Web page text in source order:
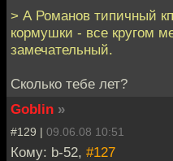
> А Романов типичный
кормушки - все кругом
замечательный.
Сколько тебе лет?
Goblin »
#129 | 09.06.08 10:51
Кому: b-52, #127